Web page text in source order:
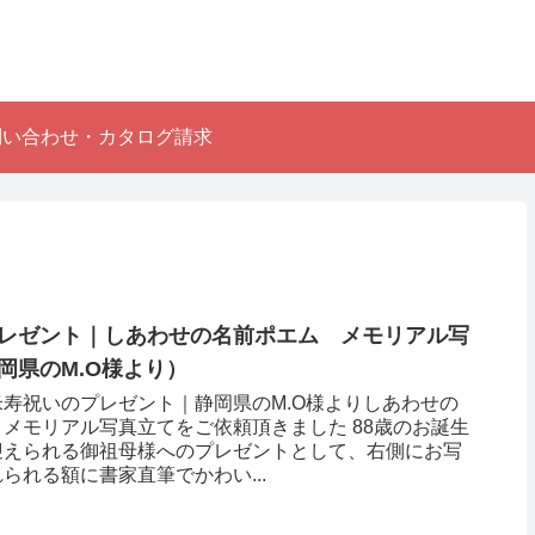
合わせ・カタログ請求
ゼント｜しあわせの名前ポエム メモリアル写
県のM.O様より）
祝いのプレゼント｜静岡県のM.O様よりしあわせの
モリアル写真立てをご依頼頂きました 88歳のお誕生
られる御祖母様へのプレゼントとして、右側にお写
れる額に書家直筆でかわい...